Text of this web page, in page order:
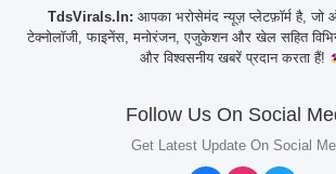
TdsVirals.In: आपका भरोसेमंद न्यूज़ प्लेटफ़ॉर्म है, जो
टेक्नोलॉजी, फाइनेंस, मनोरंजन, एजुकेशन और खेल सहित
और विश्वसनीय खबरें प्रदान करता हैं!
Follow Us On Social
Get Latest Update On Social